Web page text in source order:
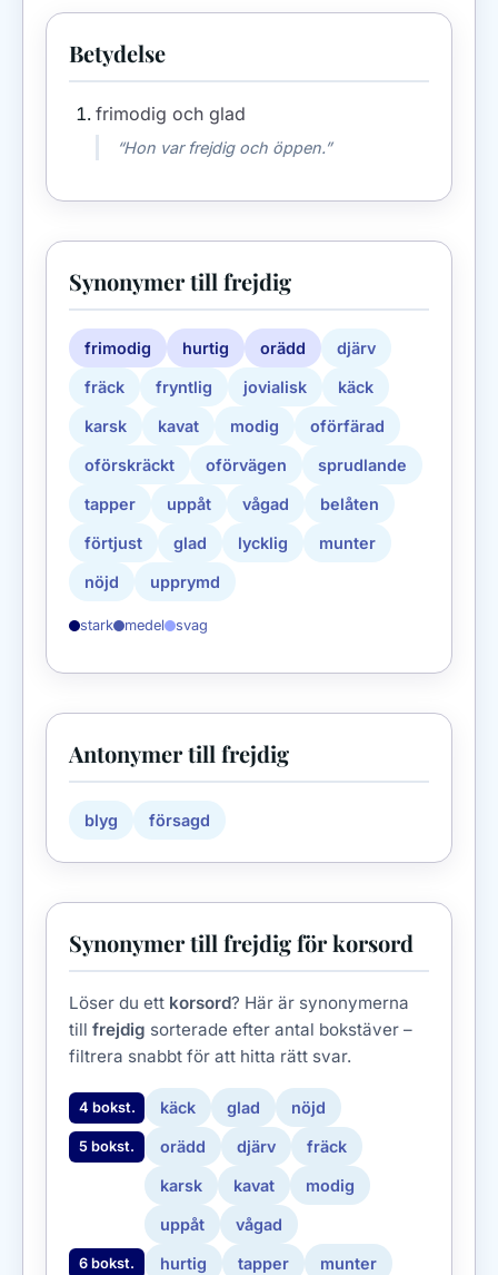
Betydelse
frimodig och glad
“Hon var frejdig och öppen.”
Synonymer till frejdig
frimodig hurtig orädd djärv
fräck fryntlig jovialisk käck
karsk kavat modig oförfärad
oförskräckt oförvägen sprudlande
tapper uppåt vågad belåten
förtjust glad lycklig munter
nöjd upprymd
stark medel svag
Antonymer till frejdig
blyg försagd
Synonymer till frejdig för korsord
Löser du ett korsord? Här är synonymerna
till frejdig sorterade efter antal bokstäver –
filtrera snabbt för att hitta rätt svar.
4 bokst. käck glad nöjd
5 bokst. orädd djärv fräck
karsk kavat modig
uppåt vågad
6 bokst. hurtig tapper munter